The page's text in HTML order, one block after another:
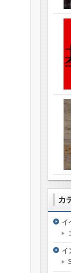
カ
イ
イ